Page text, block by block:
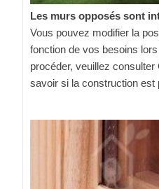
Les murs opposés sont
Vous pouvez modifier la
fonction de vos besoins
procéder, veuillez consulter
savoir si la construction est